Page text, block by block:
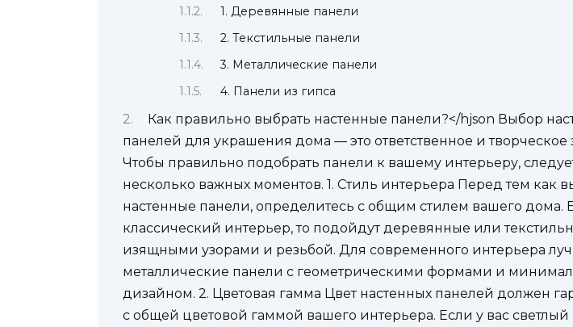
1. Деревянные панели
2. Текстильные панели
3. Металлические панели
4. Панели из гипса
Как правильно выбрать настенные панели?</hjson Выбор
панелей для украшения дома — это ответственное и творческое
Чтобы правильно подобрать панели к вашему интерьеру,
несколько важных моментов. 1. Стиль интерьера Перед тем как
настенные панели, определитесь с общим стилем вашего дома.
классический интерьер, то подойдут деревянные или
изящными узорами и резьбой. Для современного интерьера
металлические панели с геометрическими формами и
дизайном. 2. Цветовая гамма Цвет настенных панелей должен
с общей цветовой гаммой вашего интерьера. Если у вас светлый